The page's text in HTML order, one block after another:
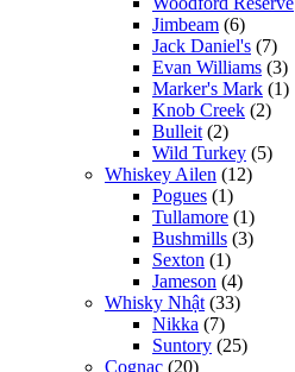
Jimbeam (6)
Jack Daniel's (7)
Evan Williams (3)
Marker's Mark (1)
Knob Creek (2)
Bulleit (2)
Wild Turkey (5)
Whiskey Ailen (12)
Pogues (1)
Tullamore (1)
Bushmills (3)
Sexton (1)
Jameson (4)
Whisky Nhật (33)
Nikka (7)
Suntory (25)
Cognac (20)